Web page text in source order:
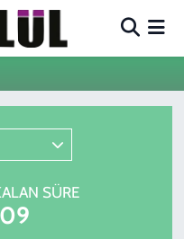
SÜRE
Fikstür